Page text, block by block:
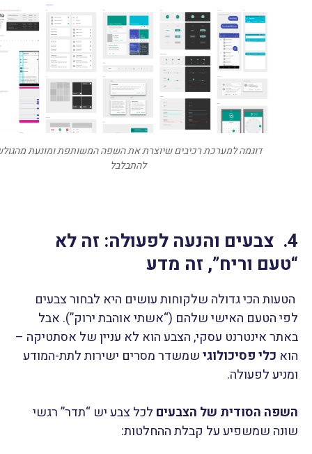
דוגמה למערכת רכיבים שיוצרת את השפה המשותפת ומונעת
להתבלבל
4. צבעים והנעה לפעולה: זה לא
“טעם וריח”, זה מדע
הטעות הכי גדולה שלקוחות עושים היא לבחור צבעים
לפי הטעם האישי שלהם (“אשתי אוהבת ירוק”). אבל
באתר אינטרנט עסקי, הצבע הוא לא עניין של אסתטיקה –
הוא כלי פסיכולוגישמשדר מסרים ישירות לתת-המודע
ומניע לפעולה.
השפה הסודית של הצבעים לכל צבע יש “תדר” רגשי
שונה שמשפיע על קבלת ההחלטות: